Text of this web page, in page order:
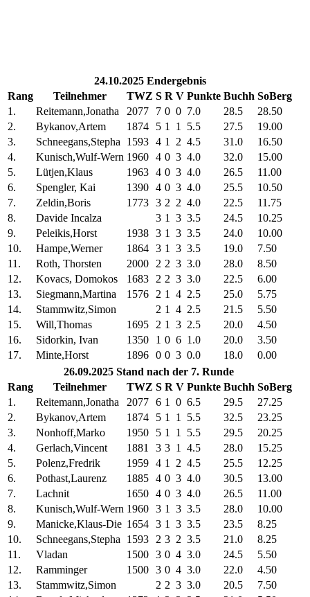
24.10.2025 Endergebnis
Rang
Teilnehmer TWZ S R V Punkte Buchh SoBerg
1.
Reitemann,Jonatha 2077 7 0 0 7.0 28.5
28.50
2.
Bykanov,Artem 1874 5 1 1 5.5 27.5
19.00
3.
Schneegans,Stepha 1593 4 1 2 4.5 31.0
16.50
4.
Kunisch,Wulf-Wern 1960 4 0 3 4.0 32.0
15.00
5.
Lütjen,Klaus 1963 4 0 3 4.0 26.5
11.00
6.
Spengler, Kai 1390 4 0 3 4.0 25.5
10.50
7.
Zeldin,Boris 1773 3 2 2 4.0 22.5
11.75
8.
Davide Incalza 3 1 3 3.5 24.5
10.25
9.
Peleikis,Horst 1938 3 1 3 3.5 24.0
10.00
10.
Hampe,Werner 1864 3 1 3 3.5 19.0
7.50
11.
Roth, Thorsten 2000 2 2 3 3.0 28.0
8.50
12.
Kovacs, Domokos 1683 2 2 3 3.0 22.5
6.00
13.
Siegmann,Martina 1576 2 1 4 2.5 25.0
5.75
14.
Stammwitz,Simon 2 1 4 2.5 21.5
5.50
15.
Will,Thomas 1695 2 1 3 2.5 20.0
4.50
16.
Sidorkin, Ivan 1350 1 0 6 1.0 20.0
3.50
17.
Minte,Horst 1896 0 0 3 0.0 18.0
0.00
26.09.2025 Stand nach der 7. Runde
Rang
Teilnehmer TWZ S R V Punkte Buchh SoBerg
1.
Reitemann,Jonatha 2077 6 1 0 6.5 29.5
27.25
2.
Bykanov,Artem 1874 5 1 1 5.5 32.5
23.25
3.
Nonhoff,Marko 1950 5 1 1 5.5 29.5
20.25
4.
Gerlach,Vincent 1881 3 3 1 4.5 28.0
15.25
5.
Polenz,Fredrik 1959 4 1 2 4.5 25.5
12.25
6.
Pothast,Laurenz 1885 4 0 3 4.0 30.5
13.00
7.
Lachnit 1650 4 0 3 4.0 26.5
11.00
8.
Kunisch,Wulf-Wern 1960 3 1 3 3.5 28.0
10.00
9.
Manicke,Klaus-Die 1654 3 1 3 3.5 23.5
8.25
10.
Schneegans,Stepha 1593 2 3 2 3.5 21.0
8.25
11.
Vladan 1500 3 0 4 3.0 24.5
5.50
12.
Ramminger 1500 3 0 4 3.0 22.0
4.50
13.
Stammwitz,Simon 2 2 3 3.0 20.5
7.50